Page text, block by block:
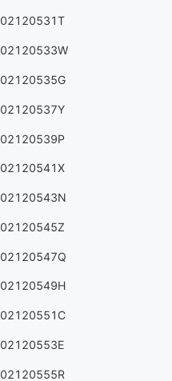
02120531T
02120533W
02120535G
02120537Y
02120539P
02120541X
02120543N
02120545Z
02120547Q
02120549H
02120551C
02120553E
02120555R